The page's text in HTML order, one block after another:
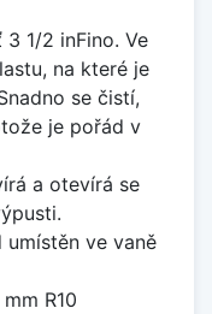
1/2 inFino. Ve
na které je
se čistí,
je pořád v
a otevírá se
umístěn ve vaně
R10